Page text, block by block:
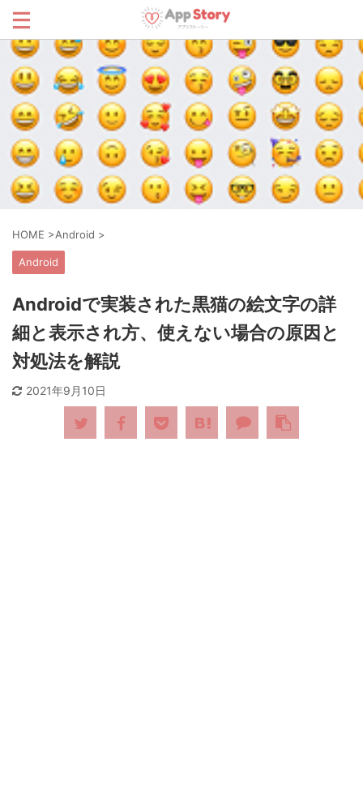
HOME >Android >
Android
Androidで実装された黒猫の絵文字の詳
細と表示され方、使えない場合の原因と
対処法を解説
2021年9月10日